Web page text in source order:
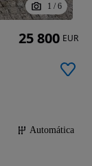
1 / 6
Automática
25 800 EUR